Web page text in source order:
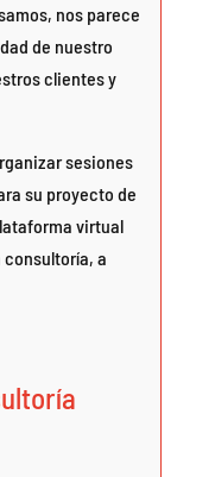
nos parece
de nuestro
clientes y
sesiones
su proyecto de
virtual
a